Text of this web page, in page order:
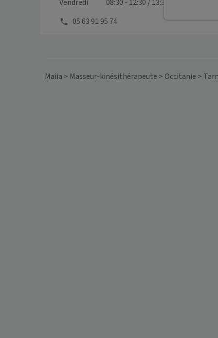
Vendredi
08:30 - 12:30 / 13:30 - 19:00
05 63 91 95 74
Maiia > Masseur-kinésithérapeute > Occitanie >